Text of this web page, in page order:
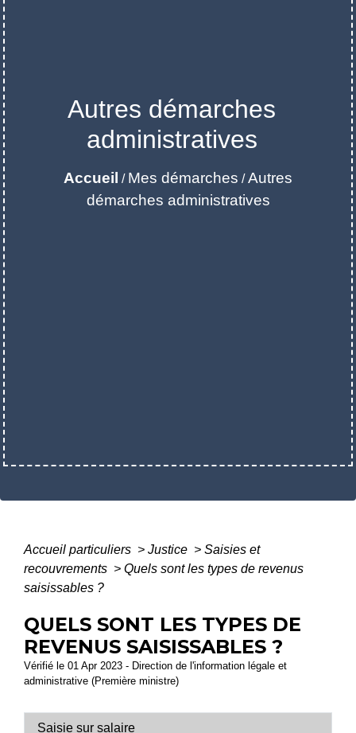
Autres démarches
administratives
Accueil / Mes démarches /Autres
démarches administratives
Accueil particuliers > Justice > Saisies et
recouvrements > Quels sont les types de revenus
saisissables ?
QUELS SONT LES TYPES DE
REVENUS SAISISSABLES ?
Vérifié le 01 Apr 2023 - Direction de l'information légale et
administrative (Première ministre)
Saisie sur salaire